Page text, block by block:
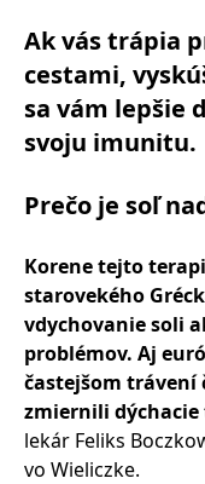
Ak vás trápia
cestami,
sa vám lepšie
svoju imunitu.
Prečo je soľ
Korene tejto
starovekého
vdychovanie soli
problémov. Aj
častejšom trávení
zmiernili
lekár Feliks
vo Wieliczke.